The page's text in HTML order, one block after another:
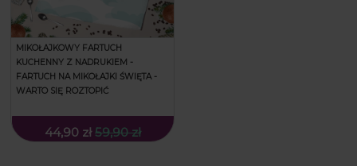
MIKOŁAJKOWY FARTUCH
KUCHENNY Z NADRUKIEM -
FARTUCH NA MIKOŁAJKI ŚWIĘTA -
WARTO SIĘ ROZTOPIĆ
44,90 zł 59,90 zł